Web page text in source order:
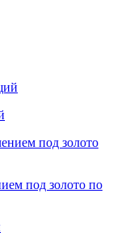
под золото по